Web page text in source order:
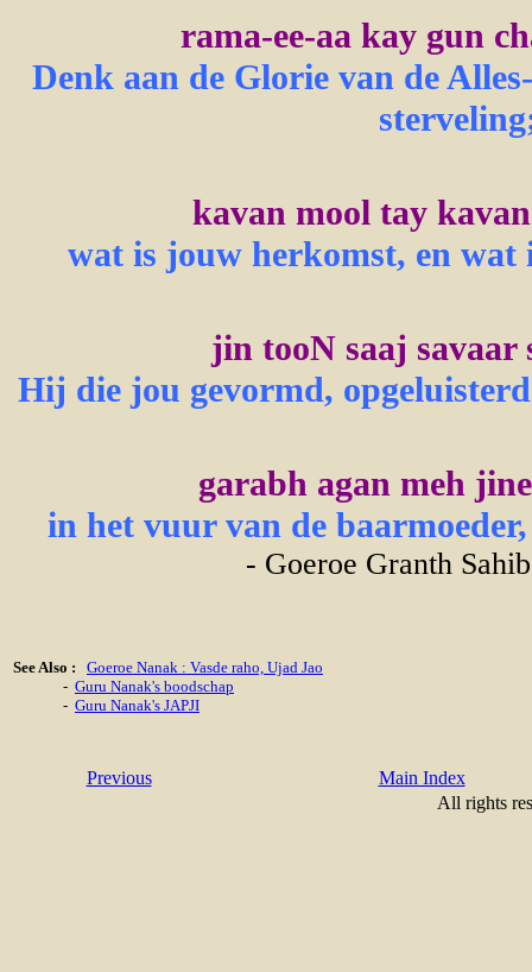
rama-ee-aa kay gun
Denk aan de Glorie van de
kavan mool tay
wat is jouw herkomst, en
jin tooN saaj savaar
Hij die jou gevormd,
garabh agan meh
in het vuur van de
- Goeroe Granth
See Also :
Goeroe Nanak : Vasde raho, Ujad Jao
- Guru Nanak's boodschap
- Guru Nanak's JAPJI
Previous
Main Index
All rights